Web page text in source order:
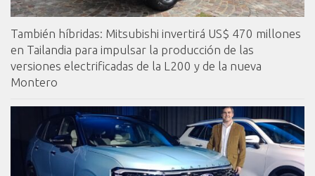
También híbridas: Mitsubishi invertirá US$ 470 millones
en Tailandia para impulsar la producción de las
versiones electrificadas de la L200 y de la nueva
Montero